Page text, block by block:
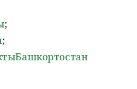
;
;